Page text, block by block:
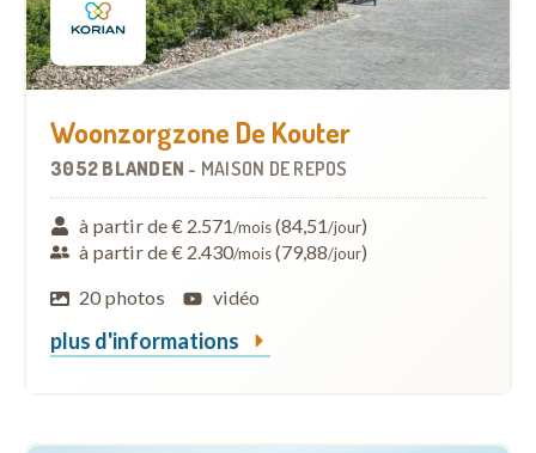
Woonzorgzone De Kouter
3052 BLANDEN - MAISON DE REPOS
à partir de € 2.571/mois(84,51/jour)
à partir de € 2.430/mois(79,88/jour)
20 photos
vidéo
plus d'informations